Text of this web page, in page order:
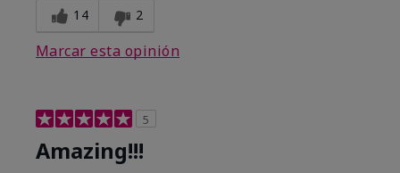
14 2
Marcar esta opinión
5
Amazing!!!